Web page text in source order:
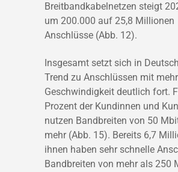
Breitbandkabelnetzen steigt
um 200.000 auf 25,8 Millionen
Anschlüsse (Abb. 12).
Insgesamt setzt sich in
Trend zu Anschlüssen mit mehr
Geschwindigkeit deutlich fort.
Prozent der Kundinnen und
nutzen Bandbreiten von 50
mehr (Abb. 15). Bereits 6,7
ihnen haben sehr schnelle
Bandbreiten von mehr als 250